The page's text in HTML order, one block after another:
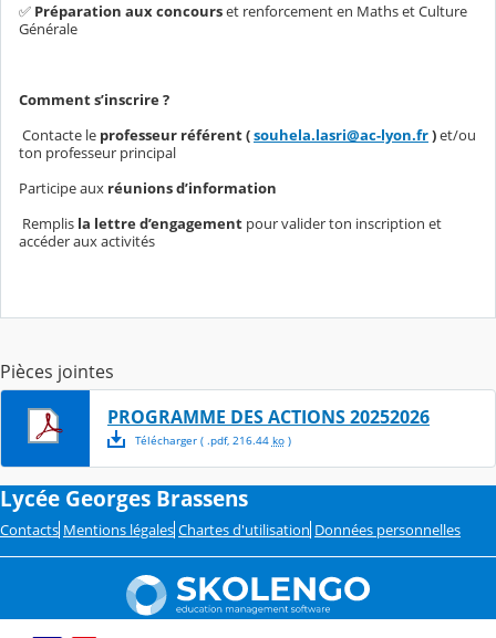
✅ Préparation aux concourset renforcement en Maths et Culture
Générale
Comment s’inscrire ?
Contacte le professeur référent (souhela.lasri@ac-lyon.fr)et/ou
ton professeur principal
Participe aux réunions d’information
Remplis la lettre d’engagement pour valider ton inscription et
accéder aux activités
Pièces jointes
PROGRAMME DES ACTIONS 20252026
Télécharger( .pdf, 216.44 ko)
Lycée Georges Brassens
Contacts Mentions légales Chartes d'utilisation Données personnelles